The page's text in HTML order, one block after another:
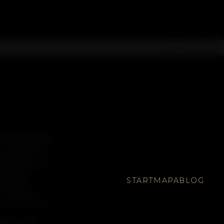
STARTMAPABLOG